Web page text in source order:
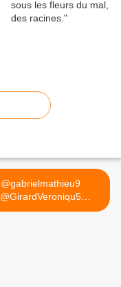
@gabrielmathieu9
@GirardVeroniqu5
@bouvier_c... >